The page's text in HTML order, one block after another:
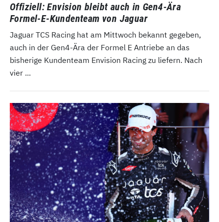
Offiziell: Envision bleibt auch in Gen4-Ära
Formel-E-Kundenteam von Jaguar
Jaguar TCS Racing hat am Mittwoch bekannt gegeben,
auch in der Gen4-Ära der Formel E Antriebe an das
bisherige Kundenteam Envision Racing zu liefern. Nach
vier ...